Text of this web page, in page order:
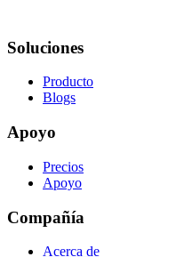
Soluciones
Producto
Blogs
Apoyo
Precios
Apoyo
Compañía
Acerca de